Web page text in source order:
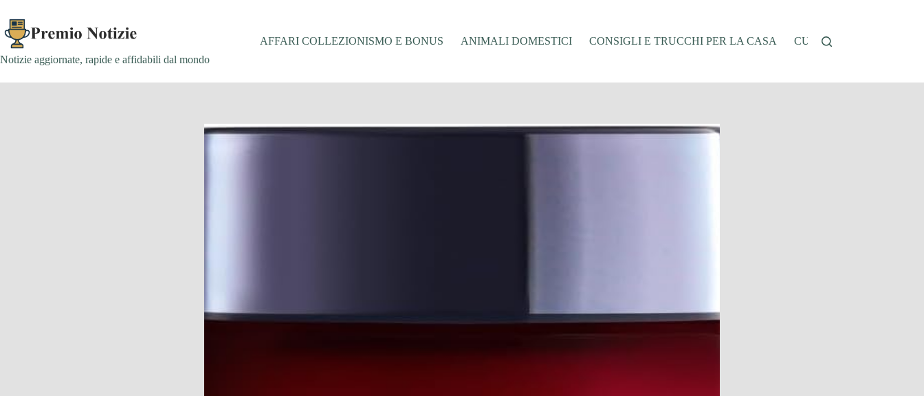
contenuto
Notizie aggiornate, rapide e affidabili dal mondo
AFFARI COLLEZIONISMO E BONUS ANIMALI DOMESTICI CONSIGLI E TRUCCHI PER LA CASA CUCINA E RICETTE